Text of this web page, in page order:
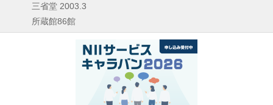
三省堂 2003.3
所蔵館86館